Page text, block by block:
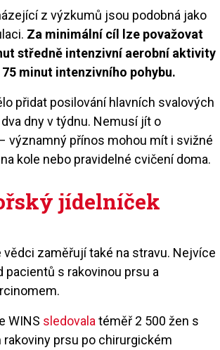
z výzkumů jsou podobná jako
Za minimální cíl lze považovat
středně intenzivní aerobní aktivity
minut intenzivního pohybu.
přidat posilování hlavních svalových
dny v týdnu. Nemusí jít o
významný přínos mohou mít i svižné
kole nebo pravidelné cvičení doma.
jídelníček
vědci zaměřují také na stravu. Nejvíce
pacientů s rakovinou prsu a
WINS sledovala téměř 2 500 žen s
prsu po chirurgickém